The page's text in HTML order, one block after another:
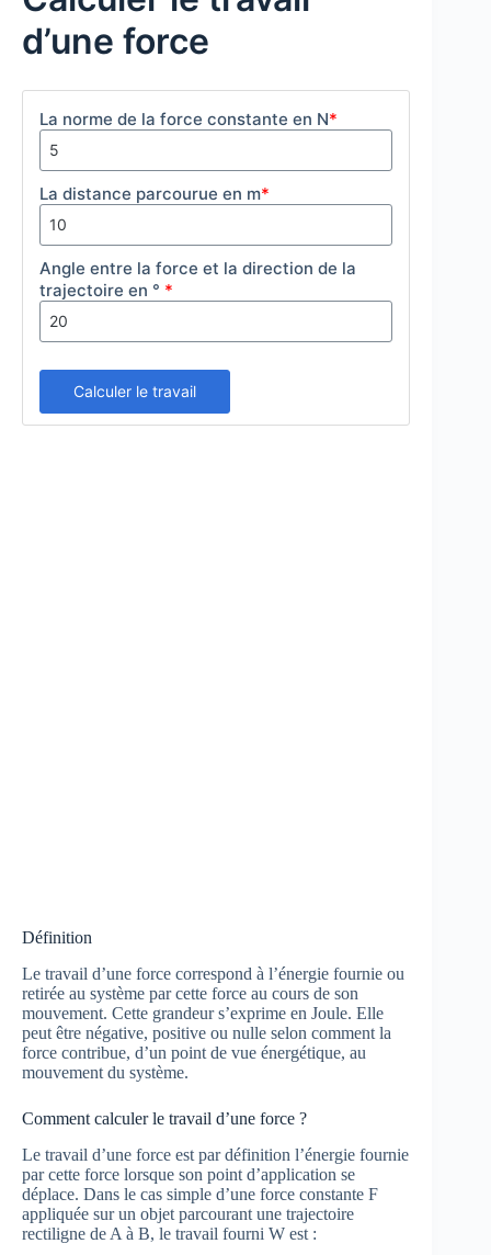
d’une force
La norme de la force constante en N*
La distance parcourue en m*
Angle entre la force et la direction de la
trajectoire en ° *
Calculer le travail
Définition
Le travail d’une force correspond à l’énergie fournie ou
retirée au système par cette force au cours de son
mouvement. Cette grandeur s’exprime en Joule. Elle
peut être négative, positive ou nulle selon comment la
force contribue, d’un point de vue énergétique, au
mouvement du système.
Comment calculer le travail d’une force ?
Le travail d’une force est par définition l’énergie fournie
par cette force lorsque son point d’application se
déplace. Dans le cas simple d’une force constante F
appliquée sur un objet parcourant une trajectoire
rectiligne de A à B, le travail fourni W est :